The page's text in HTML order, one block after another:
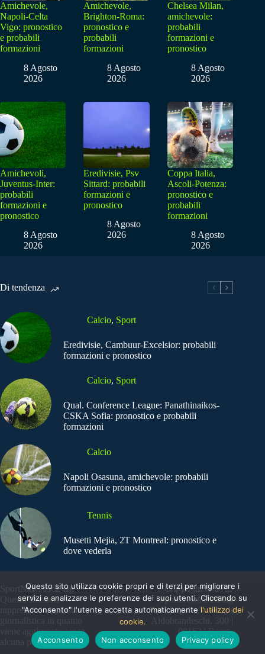
Amichevole,
Napoli-Celta
Vigo: pronostico
e probabili
formazioni
8 Agosto
2026
Amichevole,
Brighton-Roma:
pronostico e
probabili
formazioni
8 Agosto
2026
Chelsea Milan,
amichevole:
probabili
formazioni e
pronostico
8 Agosto
2026
Amichevoli,
Juventus-Inter:
probabili
formazioni e
pronostico
8 Agosto
2026
Eredivisie, Psv
Sittard: probabili
formazioni e
pronostico
8 Agosto
2026
Coppa Italia,
Ascoli-Potenza:
pronostico e
probabili
formazioni
8 Agosto
2026
Di tendenza
Calcio, Sport
Eredivisie, Cambuur-Excelsior: probabili
formazioni e pronostico
Calcio, Sport
Qual. Conference League: Panathinaikos-
CSKA Sofia: pronostico e probabili
formazioni
Calcio
Napoli Osasuna, amichevole: probabili
formazioni e pronostico
Tennis
Musetti Mejia, 2T Montreal: pronostico e
dove vederla
SportNews.BetFlag -
Questo sito non
rappresenta una testata
giornalistica in quanto
viene aggiornato senza
alcuna periodicità
Copyright © 2025
SportNews BetFlag
Sede Legale: Via degli
Aldobrandeschi, 300 |
00163 | Roma
Questo sito utilizza cookie propri e di terzi per migliorare i
servizi e analizzare le preferenze dei suoi utenti. Cliccando su
"Acconsento" l'utente accetta automaticamente l'utilizzo dei
cookie.
Acconsento
Non acconsento Privacy policy